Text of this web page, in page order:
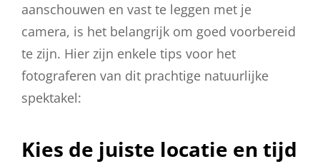
aanschouwen en vast te leggen met je
camera, is het belangrijk om goed voorbereid
te zijn. Hier zijn enkele tips voor het
fotograferen van dit prachtige natuurlijke
spektakel:
Kies de juiste locatie en tijd